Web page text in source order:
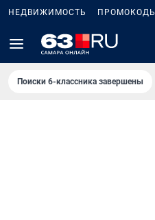
НЕДВИЖИМОСТЬ ПРОМОКОДЫ
Поиски 6-классника завершены